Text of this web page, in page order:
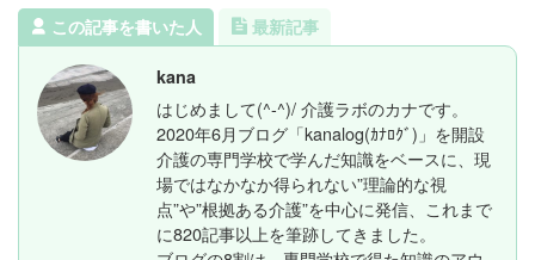
この記事を書いた人 最新記事
kana
はじめまして(^-^)/ 介護ラボのカナです。
2020年6月ブログ「kanalog(ｶﾅﾛｸﾞ)」を開設
介護の専門学校で学んだ知識をベースに、現
場ではなかなか得られない”理論的な視
点”や”根拠ある介護”を中心に発信、これまで
に820記事以上を筆跡してきました。